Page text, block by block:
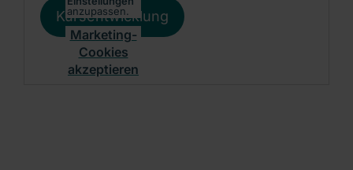
anzupassen.
Marketing-
Cookies
akzeptieren
Kursentwicklung